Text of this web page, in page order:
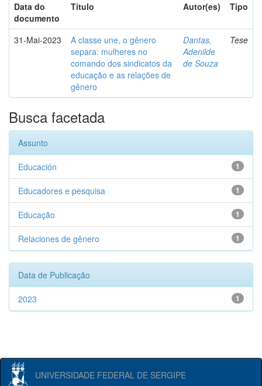
Data do
documento
Título Autor(es) Tipo
31-Mai-2023
A classe une, o gênero
separa: mulheres no
comando dos sindicatos da
educação e as relações de
gênero
Dantas,
Adenilde
de Souza
Tese
Busca facetada
Assunto
1
Educación
1
Educadores e pesquisa
1
Educação
1
Relaciones de gênero
Data de Publicação
1
2023
UNIVERSIDADE FEDERAL DE SERGIPE